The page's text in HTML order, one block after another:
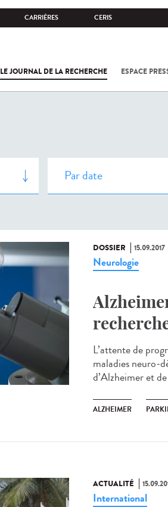
CARRIÈRES CERIS
LE JOURNAL DE LA RECHERCHE ESPACE
DOSSIER 15.09.2017
Neurologie
L’attente de
maladies neuro-
d’Alzheimer et
ALZHEIMER
ACTUALITÉ
International